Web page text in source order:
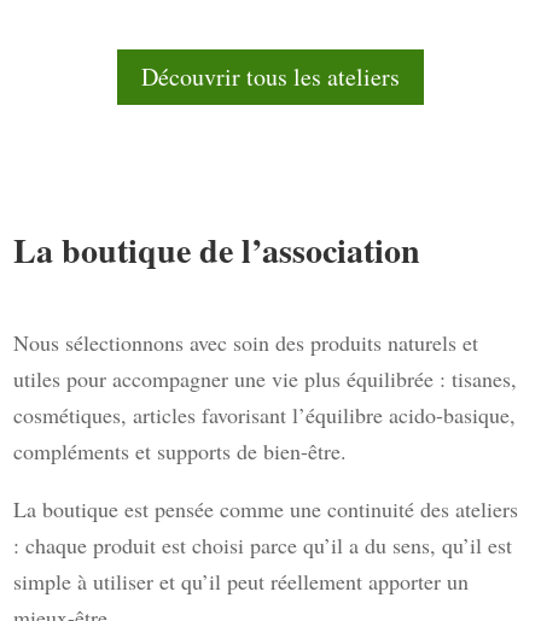
Découvrir tous les ateliers
La boutique de l’association
Nous sélectionnons avec soin des produits naturels et
utiles pour accompagner une vie plus équilibrée : tisanes,
cosmétiques, articles favorisant l’équilibre acido-basique,
compléments et supports de bien-être.
La boutique est pensée comme une continuité des ateliers
: chaque produit est choisi parce qu’il a du sens, qu’il est
simple à utiliser et qu’il peut réellement apporter un